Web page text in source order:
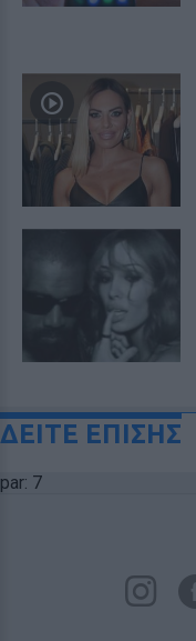
ΔΕΙΤΕ ΕΠΙΣΗΣ
par: 7